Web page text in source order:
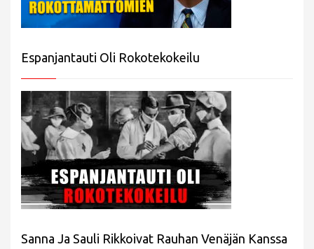
Espanjantauti Oli Rokotekokeilu
Sanna Ja Sauli Rikkoivat Rauhan Venäjän Kanssa